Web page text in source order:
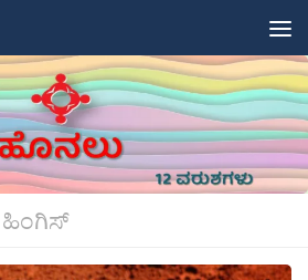
ಹಿಂಗಿಸ್